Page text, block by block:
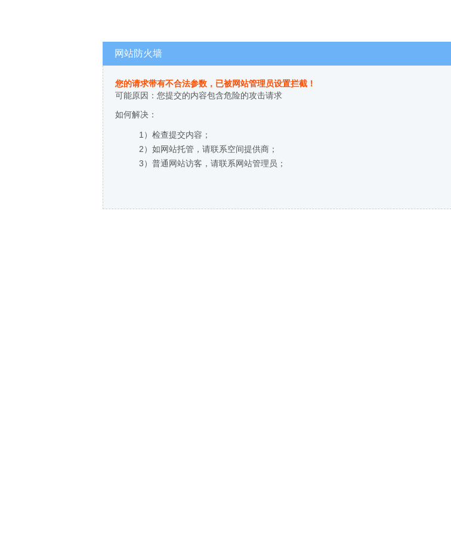
网站防火墙
您的请求带有不合法参数，已被网站管理员设置拦截！
可能原因：您提交的内容包含危险的攻击请求
如何解决：
1）检查提交内容；
2）如网站托管，请联系空间提供商；
3）普通网站访客，请联系网站管理员；